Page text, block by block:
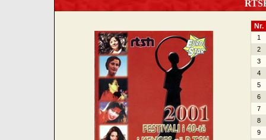
Nr.
1
2
3
4
5
6
7
8
9